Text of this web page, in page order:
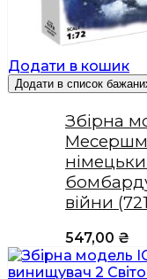
Додати в кошик
Додати в список
Збірна
війни
547,00 ₴